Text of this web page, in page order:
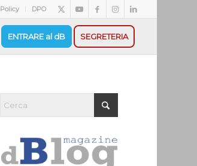
Policy DPO
ENTRARE al dB SEGRETERIA